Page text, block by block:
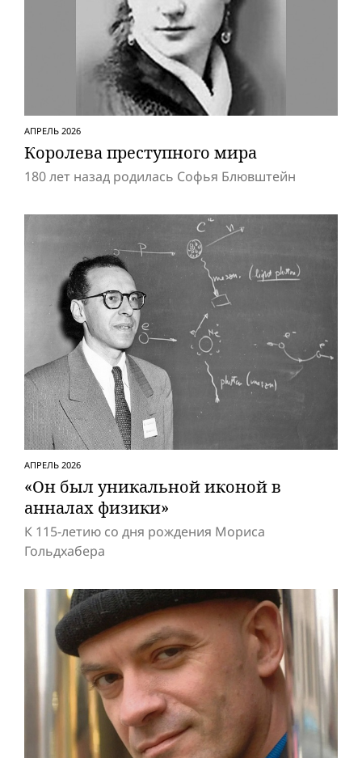
АПРЕЛЬ 2026
Королева преступного мира
180 лет назад родилась Софья Блювштейн
АПРЕЛЬ 2026
«Он был уникальной иконой в
анналах физики»
К 115-летию со дня рождения Мориса
Гольдхабера